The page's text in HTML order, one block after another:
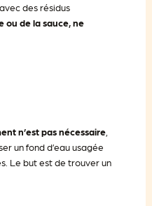
des résidus
ou de la sauce, ne
n’est pas nécessaire,
un fond d’eau usagée
Le but est de trouver un